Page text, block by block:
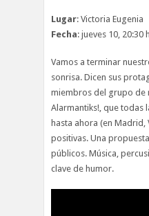
Lugar: Victoria Eugenia
Fecha: jueves 10, 20:30
Vamos a terminar
sonrisa. Dicen sus
miembros del grupo de
Alarmantiks!, que todas
hasta ahora (en
positivas. Una
públicos. Música,
clave de humor.